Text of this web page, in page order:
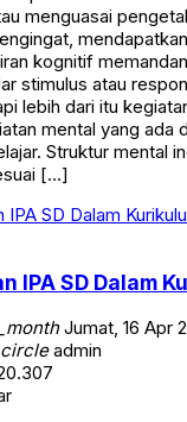
menguasai
kognitif
stimulus atau
lebih dari itu
mental yang ada
Struktur mental
[…]
IPA SD Dalam
Jumat, 16 Apr
admin